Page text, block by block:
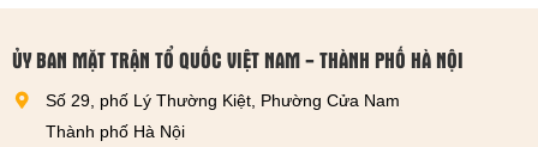
ỦY BAN MẶT TRẬN TỔ QUỐC VIỆT NAM - THÀNH PHỐ HÀ NỘI
Số 29, phố Lý Thường Kiệt, Phường Cửa Nam
Thành phố Hà Nội